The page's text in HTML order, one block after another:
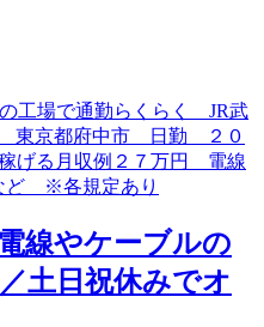
線やケーブルの
土日祝休みでオ